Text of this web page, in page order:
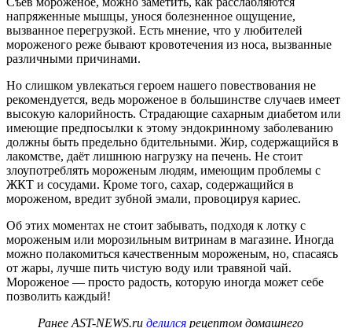
напряженные мышцы, унося болезненное ощущение,
вызванное перегрузкой. Есть мнение, что у любителей
мороженого реже бывают кровотечения из носа, вызванные
различными причинами.
Но слишком увлекаться героем нашего повествования не
рекомендуется, ведь мороженое в большинстве случаев имеет
высокую калорийность. Страдающие сахарным диабетом или
имеющие предпосылки к этому эндокринному заболеванию
должны быть предельно бдительными. Жир, содержащийся в
лакомстве, даёт лишнюю нагрузку на печень. Не стоит
злоупотреблять мороженым людям, имеющим проблемы с
ЖКТ и сосудами. Кроме того, сахар, содержащийся в
мороженом, вредит зубной эмали, провоцируя кариес.
Об этих моментах не стоит забывать, подходя к лотку с
мороженым или морозильным витринам в магазине. Иногда
можно полакомиться качественным мороженым, но, спасаясь
от жары, лучше пить чистую воду или травяной чай.
Мороженое — просто радость, которую иногда может себе
позволить каждый!
Ранее AST-NEWS.ru делился рецептом домашнего